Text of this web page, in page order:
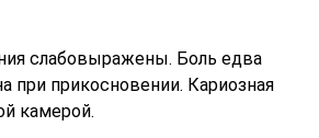
слабовыражены. Боль едва
при прикосновении. Кариозная
камерой.